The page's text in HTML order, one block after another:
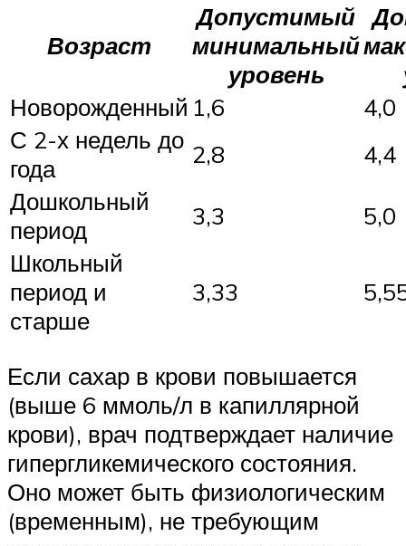
Возраст
Допустимый
минимальный
уровень
Новорожденный 1,6
4,0
С 2-х недель до
года
2,8
4,4
Дошкольный
период
3,3
5,0
Школьный
период и
старше
3,33
Если сахар в крови повышается
(выше 6 ммоль/л в капиллярной
крови), врач подтверждает наличие
гипергликемического состояния.
Оно может быть физиологическим
(временным), не требующим